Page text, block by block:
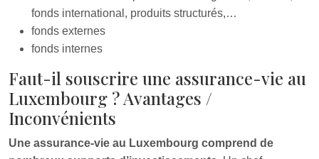
fonds international, produits structurés,…
fonds externes
fonds internes
Faut-il souscrire une assurance-vie au
Luxembourg ? Avantages /
Inconvénients
Une assurance-vie au Luxembourg comprend de